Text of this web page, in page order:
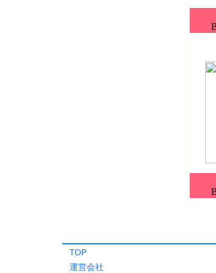
TOP
運営会社